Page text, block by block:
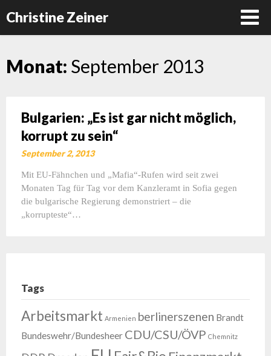
Christine Zeiner
Skip
Monat: September 2013
Bulgarien: „Es ist gar nicht möglich,
korrupt zu sein“
September 2, 2013
Mit EU-Fähnchen und „Mafia“-Rufen wird seit zwei
Monaten Tag für Tag vor dem Kanzleramt in Sofia gegen
die bulgarische Regierung demonstriert – die
„korrupteste“…
Tags
Arbeitsmarkt Armenien berlinerszenen Brandt
Bundeswehr/Bundesheer CDU/CSU/ÖVP Chemnitz